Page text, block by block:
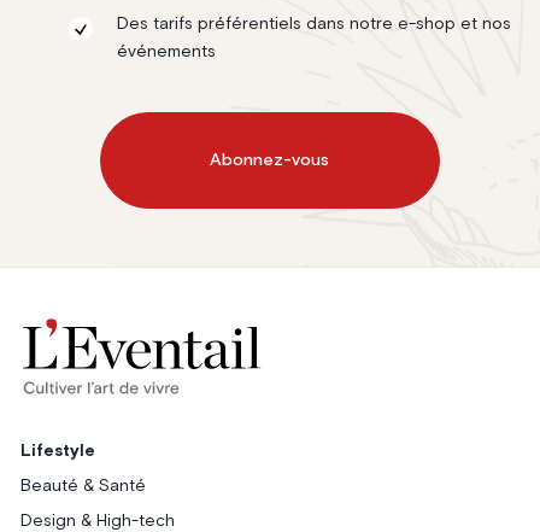
Des tarifs préférentiels dans notre e-shop et nos
événements
Abonnez-vous
Lifestyle
Beauté & Santé
Design & High-tech